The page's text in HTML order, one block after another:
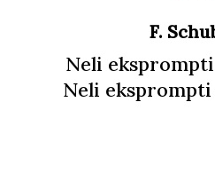
F.
Neli
Neli eksprompti